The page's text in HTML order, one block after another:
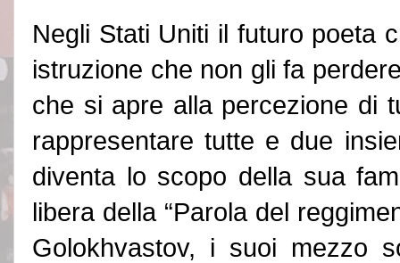
Negli Stati Uniti il futuro poeta
istruzione che non gli fa
che si apre alla percezione di
rappresentare tutte e due
diventa lo scopo della sua
libera della “Parola del
Golokhvastov, i suoi mezzo